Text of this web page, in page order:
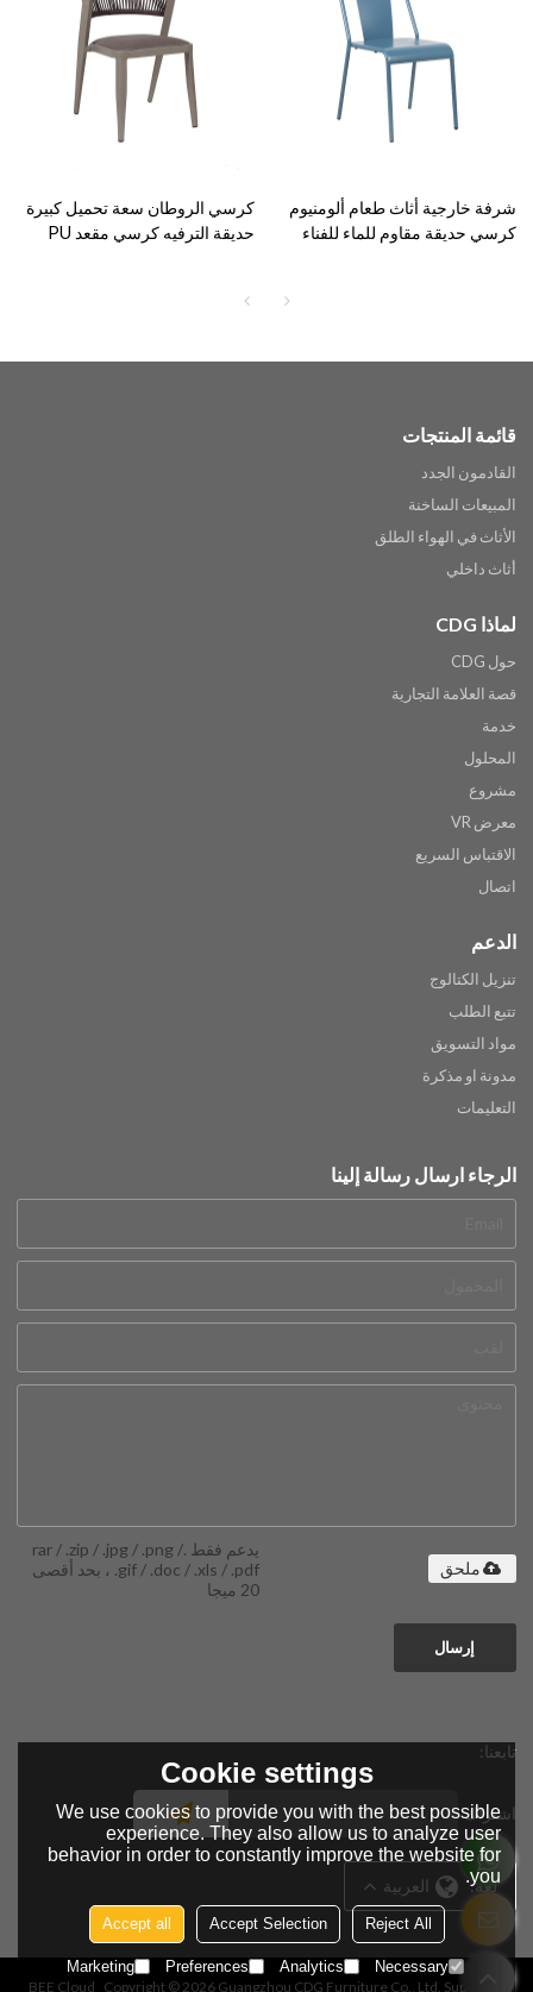
شرفة خارجية أثاث طعام ألومنيوم
كرسي حديقة مقاوم للماء للفناء
كرسي الروطان سعة تحميل كبيرة
حديقة الترفيه كرسي مقعد PU
قائمة المنتجات
القادمون الجدد
المبيعات الساخنة
الأثاث في الهواء الطلق
أثاث داخلي
لماذا CDG
حول CDG
قصة العلامة التجارية
خدمة
المحلول
مشروع
معرض VR
الاقتباس السريع
اتصال
الدعم
تنزيل الكتالوج
تتبع الطلب
مواد التسويق
مدونة او مذكرة
التعليمات
الرجاء ارسال رسالة إلينا
يدعم فقط .rar / .zip / .jpg / .png /
.gif / .doc / .xls / .pdf ، بحد أقصى
20 ميجا
ملحق
إرسال
تابعنا:
اشتراك
لغة: العربية
Copyright © 2026 Guangzhou CDG Furniture Co., Ltd. Support By
BEE Cloud
Cookie settings
We use cookies to provide you with the best possible
experience. They also allow us to analyze user
behavior in order to constantly improve the website for
you.
Reject All
Accept Selection
Accept all
Necessary
Analytics
Preferences
Marketing